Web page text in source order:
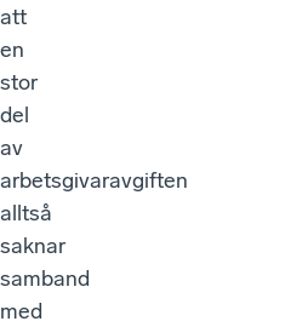
att
en
stor
del
av
arbetsgivaravgiften
alltså
saknar
samband
med